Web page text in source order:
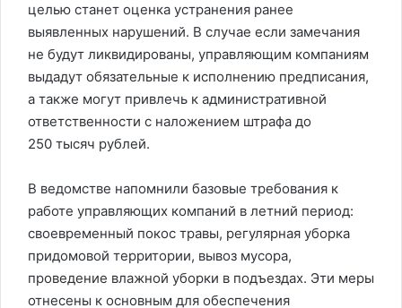
целью станет оценка устранения ранее
выявленных нарушений. В случае если замечания
не будут ликвидированы, управляющим компаниям
выдадут обязательные к исполнению предписания,
а также могут привлечь к административной
ответственности с наложением штрафа до
250 тысяч рублей.
В ведомстве напомнили базовые требования к
работе управляющих компаний в летний период:
своевременный покос травы, регулярная уборка
придомовой территории, вывоз мусора,
проведение влажной уборки в подъездах. Эти меры
отнесены к основным для обеспечения